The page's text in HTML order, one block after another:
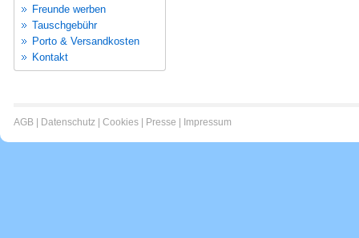
Freunde werben
Tauschgebühr
Porto & Versandkosten
Kontakt
AGB Datenschutz Cookies Presse Impressum